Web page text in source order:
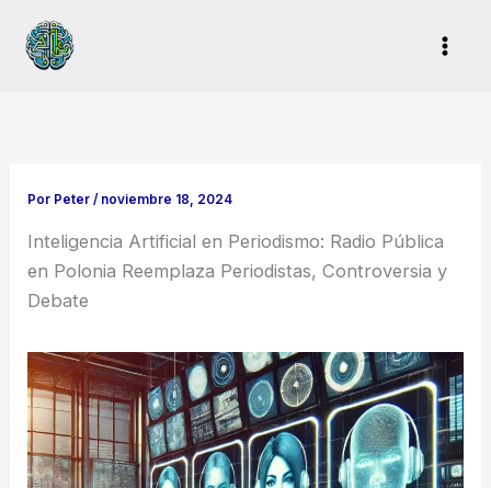
contenido
Por Peter/ noviembre 18, 2024
Inteligencia Artificial en Periodismo: Radio Pública
en Polonia Reemplaza Periodistas, Controversia y
Debate